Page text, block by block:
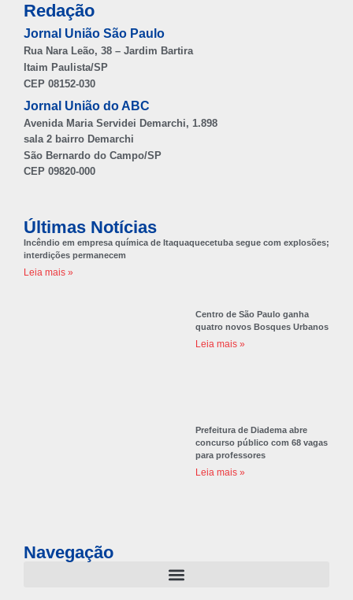
Redação
Jornal União São Paulo
Rua Nara Leão, 38 – Jardim Bartira
Itaim Paulista/SP
CEP 08152-030
Jornal União do ABC
Avenida Maria Servidei Demarchi, 1.898
sala 2 bairro Demarchi
São Bernardo do Campo/SP
CEP 09820-000
Últimas Notícias
Incêndio em empresa química de Itaquaquecetuba segue com explosões;
interdições permanecem
Leia mais »
Centro de São Paulo ganha
quatro novos Bosques Urbanos
Leia mais »
Prefeitura de Diadema abre
concurso público com 68 vagas
para professores
Leia mais »
Navegação